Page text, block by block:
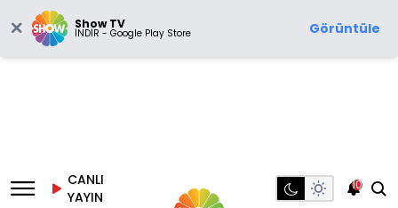
Show TV
İNDİR - Google Play Store Görüntüle
CANLI
YAYIN
10